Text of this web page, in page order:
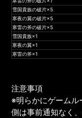
雪国貴族の破片×5
寒夜の翼の破片×5
寒雷の斧の破片×5
雪国貴族×1
寒夜の翼×1
寒雷の斧×1
注意事項
※明らかにゲームル
側は事前通知なく